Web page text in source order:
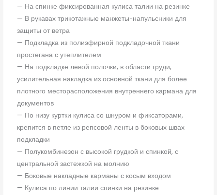
— На спинке фиксированная кулиса талии на резинке
— В рукавах трикотажные манжеты-напульсники для
защиты от ветра
— Подкладка из полиэфирной подкладочной ткани
простегана с утеплителем
— На подкладке левой полочки, в области груди,
усилительная накладка из основной ткани для более
плотного месторасположения внутреннего кармана для
документов
— По низу куртки кулиса со шнуром и фиксаторами,
крепится в петле из репсовой ленты в боковых швах
подкладки
— Полукомбинезон с высокой грудкой и спинкой, с
центральной застежкой на молнию
— Боковые накладные карманы с косым входом
— Кулиса по линии талии спинки на резинке